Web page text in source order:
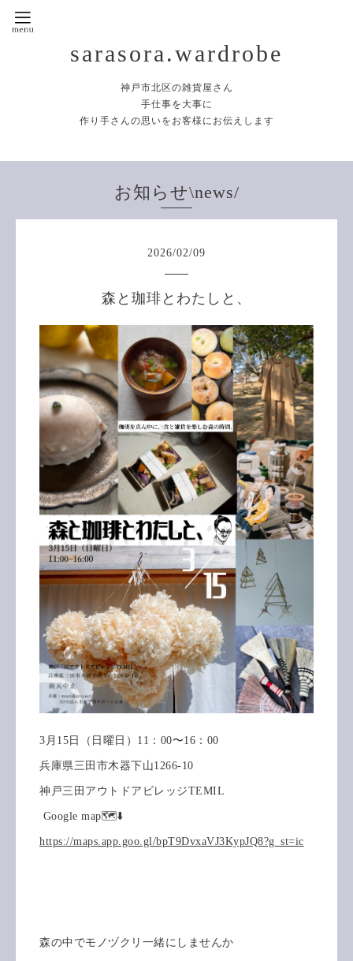
sarasora.wardrobe
神戸市北区の雑貨屋さん
手仕事を大事に
作り手さんの思いをお客様にお伝えします
お知らせ\news/
2026/02/09
森と珈琲とわたしと、
3月15日（日曜日）11：00〜16：00
兵庫県三田市木器下山1266-10
神戸三田アウトドアビレッジTEMIL
Google map🗺️⬇️
https://maps.app.goo.gl/bpT9DvxaVJ3KypJQ8?g_st=ic
森の中でモノヅクリ一緒にしませんか